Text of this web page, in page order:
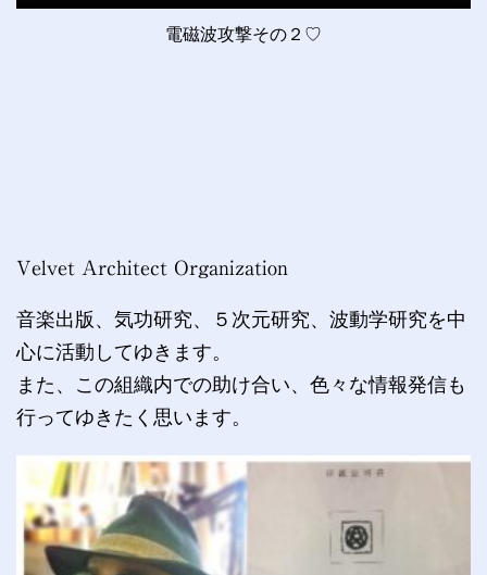
電磁波攻撃その２♡
Velvet Architect Organization
音楽出版、気功研究、５次元研究、波動学研究を中
心に活動してゆきます。
また、この組織内での助け合い、色々な情報発信も
行ってゆきたく思います。